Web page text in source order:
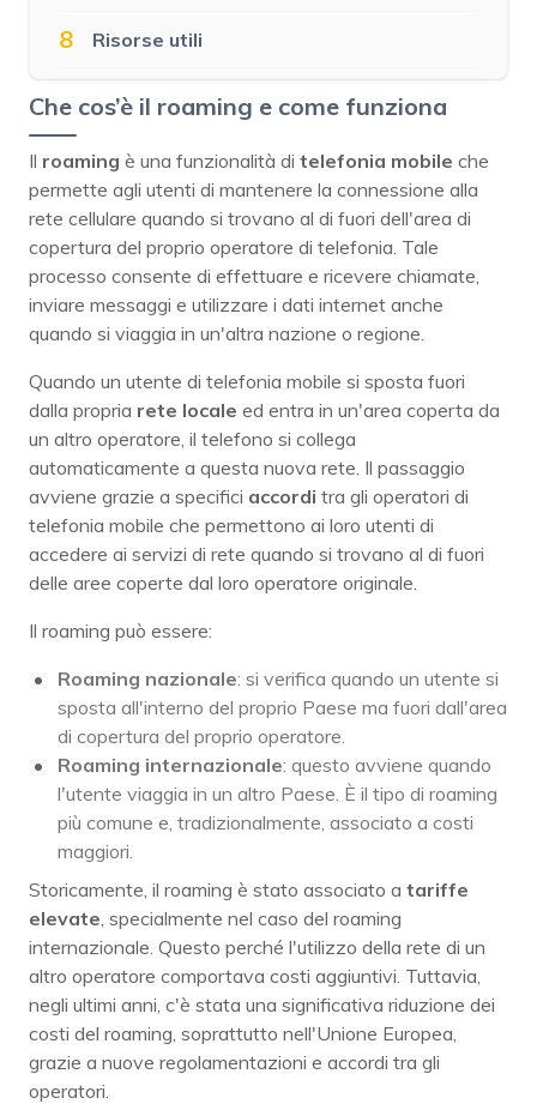
8 Risorse utili
Che cos’è il roaming e come funziona
Il roaming è una funzionalità di telefonia mobile che
permette agli utenti di mantenere la connessione alla
rete cellulare quando si trovano al di fuori dell'area di
copertura del proprio operatore di telefonia. Tale
processo consente di effettuare e ricevere chiamate,
inviare messaggi e utilizzare i dati internet anche
quando si viaggia in un'altra nazione o regione.
Quando un utente di telefonia mobile si sposta fuori
dalla propria rete locale ed entra in un'area coperta da
un altro operatore, il telefono si collega
automaticamente a questa nuova rete. Il passaggio
avviene grazie a specifici accordi tra gli operatori di
telefonia mobile che permettono ai loro utenti di
accedere ai servizi di rete quando si trovano al di fuori
delle aree coperte dal loro operatore originale.
Il roaming può essere:
Roaming nazionale: si verifica quando un utente si
sposta all'interno del proprio Paese ma fuori dall'area
di copertura del proprio operatore.
Roaming internazionale: questo avviene quando
l'utente viaggia in un altro Paese. È il tipo di roaming
più comune e, tradizionalmente, associato a costi
maggiori.
Storicamente, il roaming è stato associato a tariffe
elevate , specialmente nel caso del roaming
internazionale. Questo perché l'utilizzo della rete di un
altro operatore comportava costi aggiuntivi. Tuttavia,
negli ultimi anni, c'è stata una significativa riduzione dei
costi del roaming, soprattutto nell'Unione Europea,
grazie a nuove regolamentazioni e accordi tra gli
operatori.